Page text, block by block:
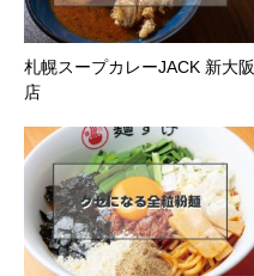
札幌スープカレーJACK 新大阪
店